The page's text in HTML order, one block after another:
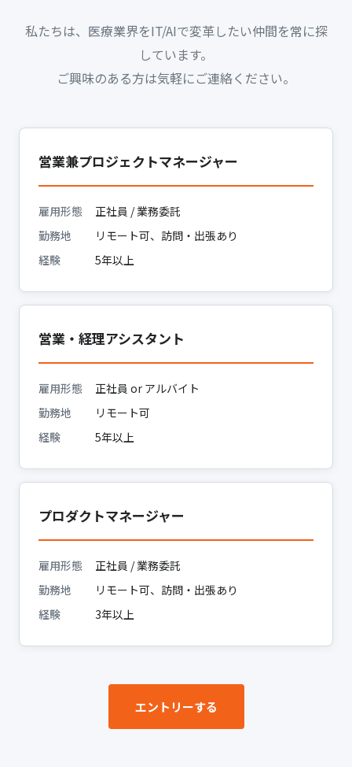
私たちは、医療業界をIT/AIで変革したい仲間を常に探
しています。
ご興味のある方は気軽にご連絡ください。
営業兼プロジェクトマネージャー
雇用形態
正社員 / 業務委託
勤務地
リモート可、訪問・出張あり
経験
5年以上
営業・経理アシスタント
雇用形態
正社員 or アルバイト
勤務地
リモート可
経験
5年以上
プロダクトマネージャー
雇用形態
正社員 / 業務委託
勤務地
リモート可、訪問・出張あり
経験
3年以上
エントリーする